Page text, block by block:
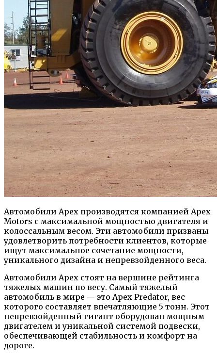
Автомобили Apex производятся компанией Apex
Motors с максимальной мощностью двигателя и
колоссальным весом. Эти автомобили призваны
удовлетворить потребности клиентов, которые
ищут максимальное сочетание мощности,
уникального дизайна и непревзойденного веса.
Автомобили Apex стоят на вершине рейтинга
тяжелых машин по весу. Самый тяжелый
автомобиль в мире — это Apex Predator, вес
которого составляет впечатляющие 5 тонн. Этот
непревзойденный гигант оборудован мощным
двигателем и уникальной системой подвески,
обеспечивающей стабильность и комфорт на
дороге.